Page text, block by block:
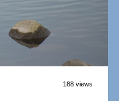
188 views